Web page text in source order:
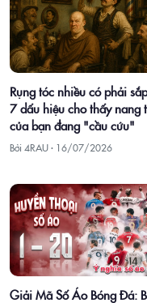
Rụng tóc nhiều có phải
7 dấu hiệu cho thấy nang
của bạn đang "cầu cứu"
Bởi 4RAU · 16/07/2026
Giải Mã Số Áo Bóng Đá: